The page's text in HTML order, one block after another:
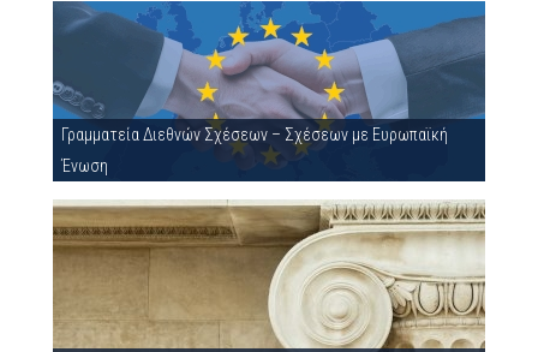
Γραμματεία Διεθνών Σχέσεων – Σχέσεων με Ευρωπαϊκή
Ένωση